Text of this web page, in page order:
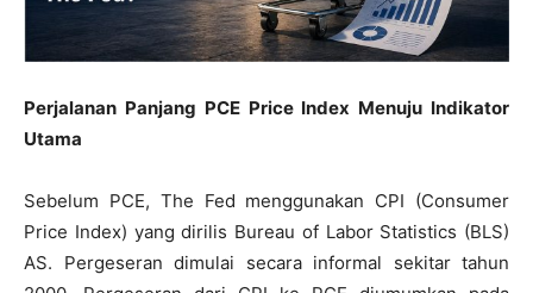
Perjalanan Panjang PCE Price Index Menuju Indikator
Utama
Sebelum PCE, The Fed menggunakan CPI (Consumer
Price Index) yang dirilis Bureau of Labor Statistics (BLS)
AS. Pergeseran dimulai secara informal sekitar tahun